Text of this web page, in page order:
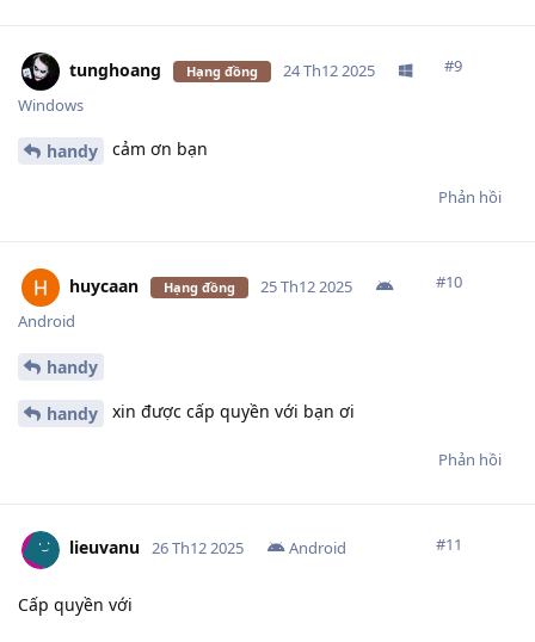
tunghoang Hạng đồng 24 Th12 2025 #9
Windows
handy cảm ơn bạn
Phản hồi
huycaan Hạng đồng 25 Th12 2025 #10
Android
handy
handy xin được cấp quyền với bạn ơi
Phản hồi
lieuvanu 26 Th12 2025 #11
Android
Cấp quyền với